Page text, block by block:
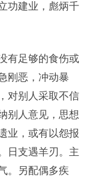
功建业，彪炳千
有足够的食伤或
刚恶，冲动暴
对别人采取不信
别人意见，思想
业，或有以怨报
日支遇羊刃。主
。另配偶多疾